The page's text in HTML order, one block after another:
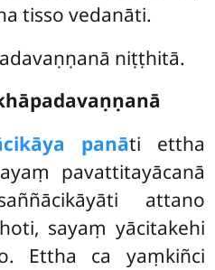
tisso vedanāti.
niṭṭhitā.
panāti ettha
pavattitayācanā
attano
sayaṃ yācitakehi
Ettha ca yaṃkiñci